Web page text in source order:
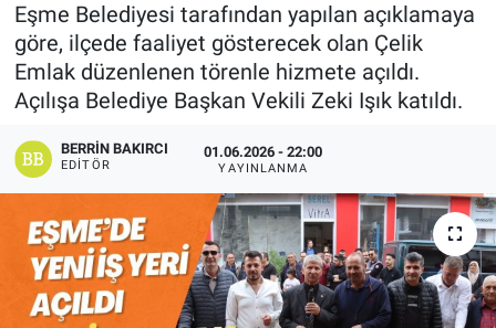
Eşme Belediyesi tarafından yapılan açıklamaya
göre, ilçede faaliyet gösterecek olan Çelik
Emlak düzenlenen törenle hizmete açıldı.
Açılışa Belediye Başkan Vekili Zeki Işık katıldı.
BERRIN BAKIRCI
EDITÖR
01.06.2026 - 22:00
YAYINLANMA
Resmi İlanlar
Sağlık
Son Dakika
Spor
Uşak Haberleri